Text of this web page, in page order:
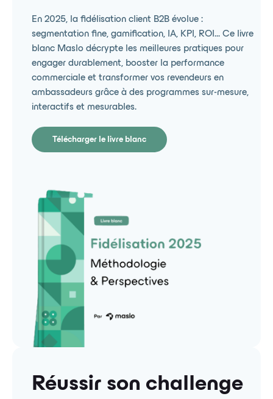
En 2025, la fidélisation client B2B évolue :
segmentation fine, gamification, IA, KPI, ROI... Ce livre
blanc Maslo décrypte les meilleures pratiques pour
engager durablement, booster la performance
commerciale et transformer vos revendeurs en
ambassadeurs grâce à des programmes sur-mesure,
interactifs et mesurables.
Télécharger le livre blanc
Réussir son challenge